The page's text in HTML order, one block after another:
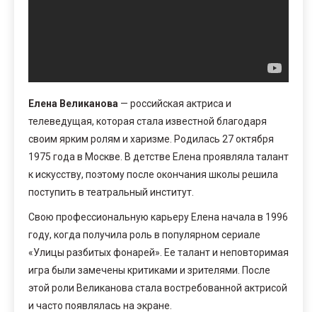
Елена Великанова — российская актриса и
телеведущая, которая стала известной благодаря
своим ярким ролям и харизме. Родилась 27 октября
1975 года в Москве. В детстве Елена проявляла талант
к искусству, поэтому после окончания школы решила
поступить в театральный институт.
Свою профессиональную карьеру Елена начала в 1996
году, когда получила роль в популярном сериале
«Улицы разбитых фонарей». Ее талант и неповторимая
игра были замечены критиками и зрителями. После
этой роли Великанова стала востребованной актрисой
и часто появлялась на экране.